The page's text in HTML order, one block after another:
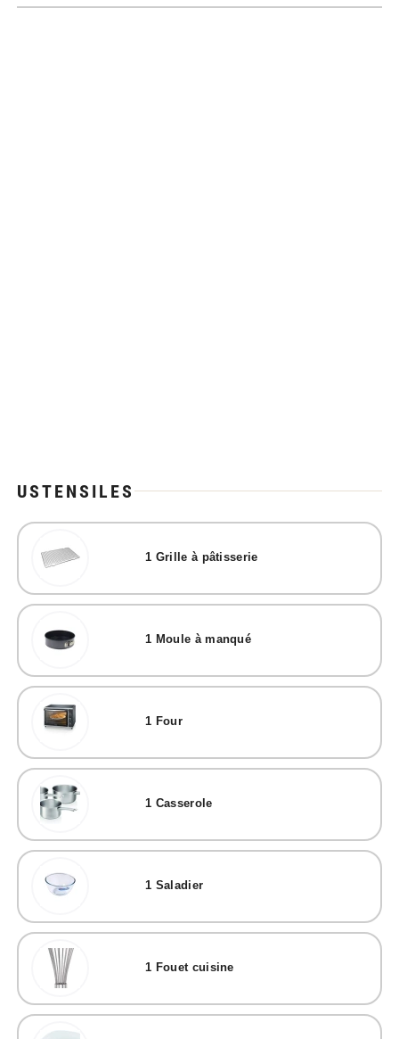
USTENSILES
1 Grille à pâtisserie
1 Moule à manqué
1 Four
1 Casserole
1 Saladier
1 Fouet cuisine